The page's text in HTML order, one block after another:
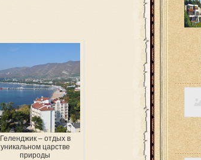
Геленджик – отдых в
уникальном царстве
природы